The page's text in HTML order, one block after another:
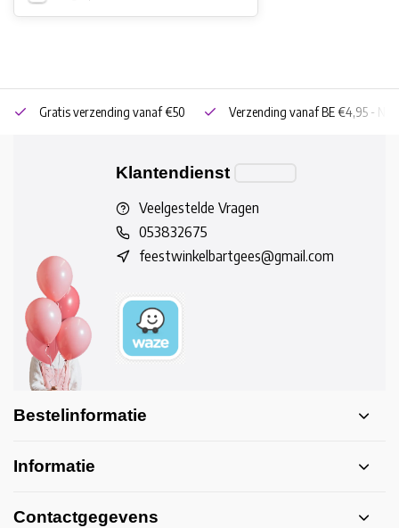
Gratis verzending vanaf €50 Verzending vanaf BE €4,95 - NL
Klantendienst
Veelgestelde Vragen
053832675
feestwinkelbartgees@gmail.com
Bestelinformatie
Informatie
Contactgegevens